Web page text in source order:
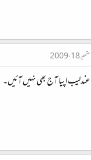
ستمبر 18، 2009
عندلیب اپیا آج بھی نہیں آئیں۔